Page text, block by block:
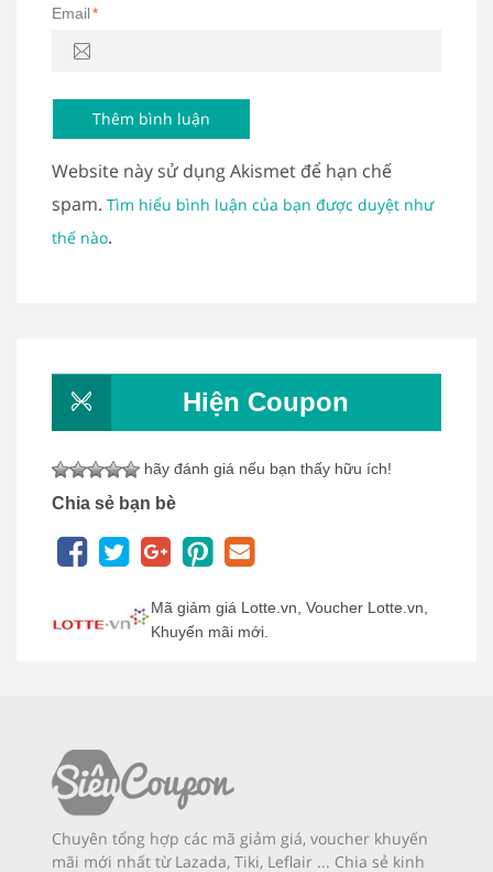
Email*
Website này sử dụng Akismet để hạn chế
spam. Tìm hiểu bình luận của bạn được duyệt như
thế nào.
Hiện Coupon
hãy đánh giá nếu bạn thấy hữu ích!
Chia sẻ bạn bè
Mã giảm giá Lotte.vn, Voucher Lotte.vn,
Khuyến mãi mới.
Chuyên tổng hợp các mã giảm giá, voucher khuyến
mãi mới nhất từ Lazada, Tiki, Leflair ... Chia sẻ kinh